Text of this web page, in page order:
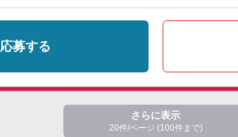
応募する
さらに表示
20件/ページ (100件まで)